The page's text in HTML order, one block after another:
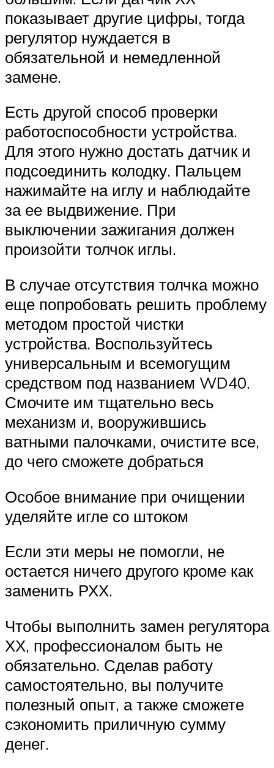
показывает другие цифры, тогда
регулятор нуждается в
обязательной и немедленной
замене.
Есть другой способ проверки
работоспособности устройства.
Для этого нужно достать датчик и
подсоединить колодку. Пальцем
нажимайте на иглу и наблюдайте
за ее выдвижение. При
выключении зажигания должен
произойти толчок иглы.
В случае отсутствия толчка можно
еще попробовать решить проблему
методом простой чистки
устройства. Воспользуйтесь
универсальным и всемогущим
средством под названием WD40.
Смочите им тщательно весь
механизм и, вооружившись
ватными палочками, очистите все,
до чего сможете добраться
Особое внимание при очищении
уделяйте игле со штоком
Если эти меры не помогли, не
остается ничего другого кроме как
заменить РХХ.
Чтобы выполнить замен регулятора
ХХ, профессионалом быть не
обязательно. Сделав работу
самостоятельно, вы получите
полезный опыт, а также сможете
сэкономить приличную сумму
денег.